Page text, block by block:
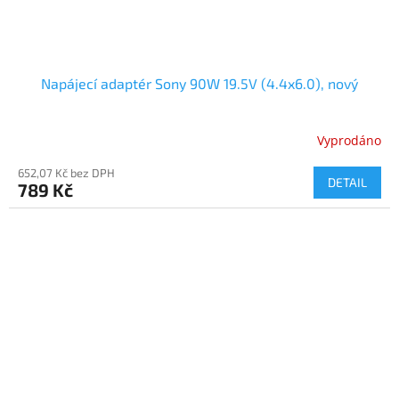
Napájecí adaptér Sony 90W 19.5V (4.4x6.0), nový
Vyprodáno
652,07 Kč bez DPH
789 Kč DETAIL